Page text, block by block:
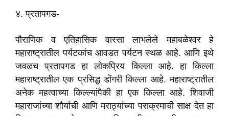
४. प्रतापगड-
पौराणिक व एतिहासिक वारसा लाभलेले महाबळेश्वर हे
महाराष्ट्रातील पर्यटकांच आवडत पर्यटन स्थळ आहे. आणि इथे
जवळच प्रतापगड हा लोकप्रिय किल्ला आहे. हा किल्ला
महाराष्ट्रातील एक प्रसिद्ध डोंगरी किल्ला आहे. महाराष्ट्रातील
अनेक महत्वाच्या किल्ल्यांपैकी हा एक किल्ला आहे. शिवाजी
महाराजांच्या शौर्याची आणि मराठ्यांच्या पराक्रमाची साक्ष देत हा